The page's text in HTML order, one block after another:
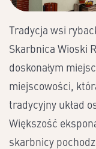
Tradycja wsi
Skarbnica Wioski
doskonałym
miejscowości,
tradycyjny układ
Większość
skarbnicy